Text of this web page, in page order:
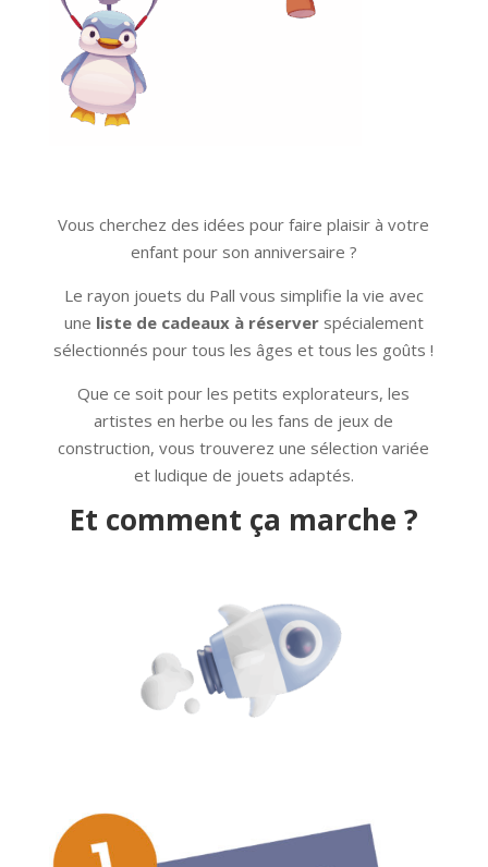
Vous cherchez des idées pour faire plaisir à votre
enfant pour son anniversaire ?
Le rayon jouets du Pall vous simplifie la vie avec
une liste de cadeaux à réserverspécialement
sélectionnés pour tous les âges et tous les goûts !
Que ce soit pour les petits explorateurs, les
artistes en herbe ou les fans de jeux de
construction, vous trouverez une sélection variée
et ludique de jouets adaptés.
Et comment ça marche ?